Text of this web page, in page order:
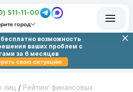
511-11-00
город
возможность
ваших проблем с
за 6 месяцев
свою ситуацию
лиц / Рейтинг финансовых